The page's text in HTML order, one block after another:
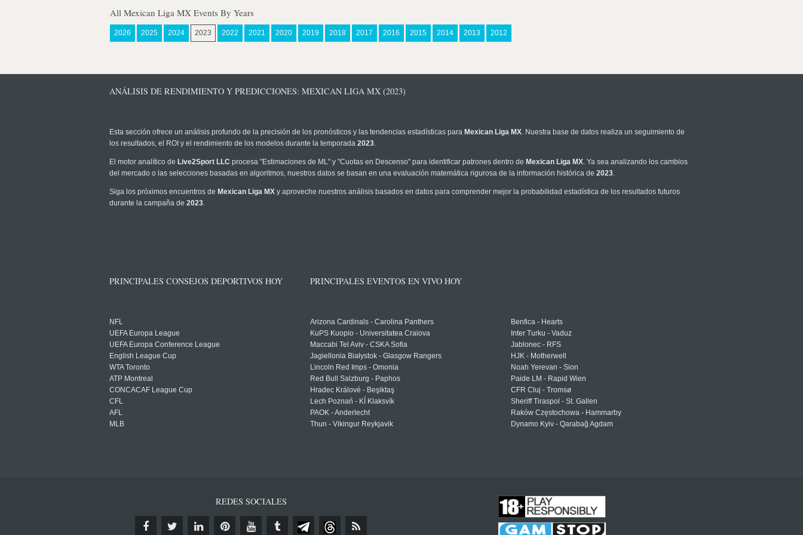
All Mexican Liga MX Events By Years
2026 2025 2024 2023 2022 2021 2020 2019 2018 2017 2016 2015 2014 2013 2012
ANÁLISIS DE RENDIMIENTO Y PREDICCIONES: MEXICAN LIGA MX (2023)
Esta sección ofrece un análisis profundo de la precisión de los pronósticos y las tendencias estadísticas para Mexican Liga MX. Nuestra base de datos realiza un seguimiento de
los resultados, el ROI y el rendimiento de los modelos durante la temporada 2023.
El motor analítico de Live2Sport LLC procesa "Estimaciones de ML" y "Cuotas en Descenso" para identificar patrones dentro de Mexican Liga MX. Ya sea analizando los cambios
del mercado o las selecciones basadas en algoritmos, nuestros datos se basan en una evaluación matemática rigurosa de la información histórica de 2023.
Siga los próximos encuentros de Mexican Liga MX y aproveche nuestros análisis basados en datos para comprender mejor la probabilidad estadística de los resultados futuros
durante la campaña de 2023.
PRINCIPALES CONSEJOS DEPORTIVOS HOY
NFL
UEFA Europa League
UEFA Europa Conference League
English League Cup
WTA Toronto
ATP Montreal
CONCACAF League Cup
CFL
AFL
MLB
PRINCIPALES EVENTOS EN VIVO HOY
Arizona Cardinals - Carolina Panthers
KuPS Kuopio - Universitatea Craiova
Maccabi Tel Aviv - CSKA Sofia
Jagiellonia Białystok - Glasgow Rangers
Lincoln Red Imps - Omonia
Red Bull Salzburg - Paphos
Hradec Králové - Beşiktaş
Lech Poznań - KÍ Klaksvík
PAOK - Anderlecht
Thun - Vikingur Reykjavik
Benfica - Hearts
Inter Turku - Vaduz
Jablonec - RFS
HJK - Motherwell
Noah Yerevan - Sion
Paide LM - Rapid Wien
CFR Cluj - Tromsø
Sheriff Tiraspol - St. Gallen
Raków Częstochowa - Hammarby
Dynamo Kyiv - Qarabağ Agdam
REDES SOCIALES